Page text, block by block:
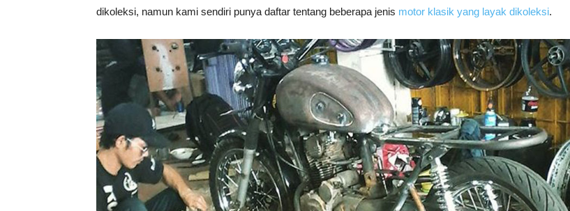
dikoleksi, namun kami sendiri punya daftar tentang beberapa jenis motor klasik yang layak dikoleksi.